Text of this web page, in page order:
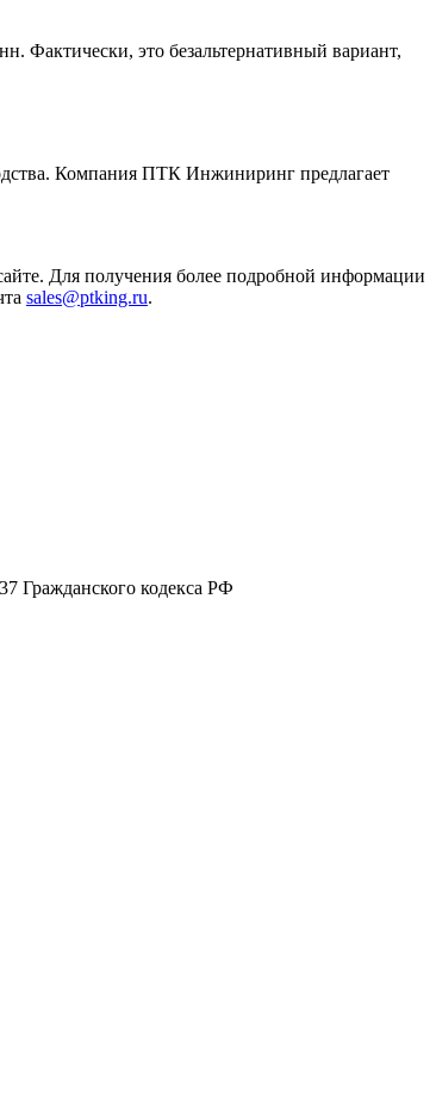
Фактически, это безальтернативный вариант,
Компания ПТК Инжиниринг предлагает
Для получения более подробной информации
sales@ptking.ru.
Гражданского кодекса РФ